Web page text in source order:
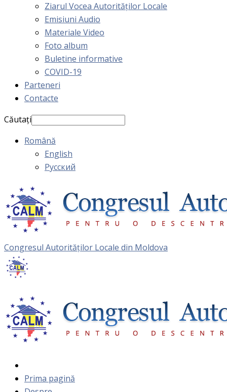
Ziarul Vocea Autorităților Locale
Emisiuni Audio
Materiale Video
Foto album
Buletine informative
COVID-19
Parteneri
Contacte
Căutați
Română
English
Русский
Congresul Autorităţilor Locale din Moldova
Prima pagină